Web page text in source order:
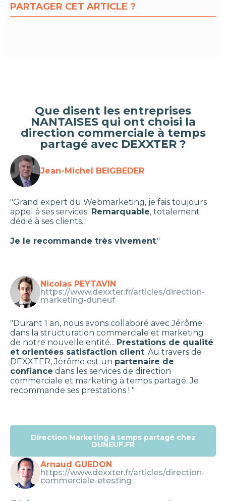
PARTAGER CET ARTICLE ?
Que disent les entreprises
NANTAISES qui ont choisi la
direction commerciale à temps
partagé avec DEXXTER ?
Jean-Michel BEIGBEDER
"Grand expert du Webmarketing, je fais toujours
appel à ses services. Remarquable, totalement
dédié à ses clients.
Je le recommande très vivement."
Nicolas PEYTAVIN
https://www.dexxter.fr/articles/direction-
marketing-duneuf
"Durant 1 an, nous avons collaboré avec Jérôme
dans la structuration commerciale et marketing
de notre nouvelle entité... Prestations de qualité
et orientées satisfaction client. Au travers de
DEXXTER, Jérôme est un partenaire de
confiance dans les services de direction
commerciale et marketing à temps partagé. Je
recommande ses prestations ! "
Direction Marketing à temps partagé chez
DUNEUF.FR
Arnaud GUEDON
https://www.dexxter.fr/articles/direction-
commerciale-etesting